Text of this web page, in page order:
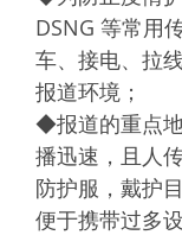
DSNG 等常用
车、接电、拉
报道环境；
◆报道的重点
播迅速，且人
防护服，戴护
便于携带过多